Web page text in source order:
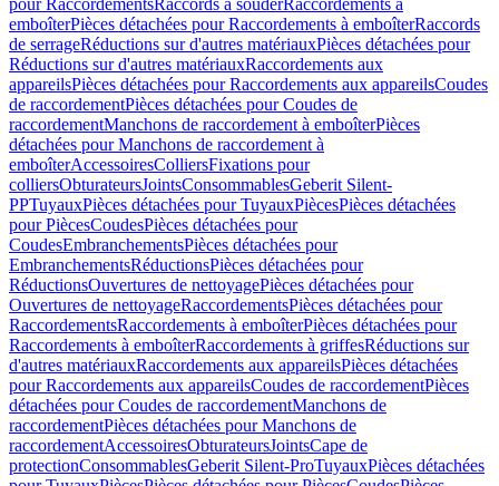
pour RaccordementsRaccords à souderRaccordements à
emboîterPièces détachées pour Raccordements à emboîterRaccords
de serrageRéductions sur d'autres matériauxPièces détachées pour
Réductions sur d'autres matériauxRaccordements aux
appareilsPièces détachées pour Raccordements aux appareilsCoudes
de raccordementPièces détachées pour Coudes de
raccordementManchons de raccordement à emboîterPièces
détachées pour Manchons de raccordement à
emboîterAccessoiresColliersFixations pour
colliersObturateursJointsConsommablesGeberit Silent-
PPTuyauxPièces détachées pour TuyauxPiècesPièces détachées
pour PiècesCoudesPièces détachées pour
CoudesEmbranchementsPièces détachées pour
EmbranchementsRéductionsPièces détachées pour
RéductionsOuvertures de nettoyagePièces détachées pour
Ouvertures de nettoyageRaccordementsPièces détachées pour
RaccordementsRaccordements à emboîterPièces détachées pour
Raccordements à emboîterRaccordements à griffesRéductions sur
d'autres matériauxRaccordements aux appareilsPièces détachées
pour Raccordements aux appareilsCoudes de raccordementPièces
détachées pour Coudes de raccordementManchons de
raccordementPièces détachées pour Manchons de
raccordementAccessoiresObturateursJointsCape de
protectionConsommablesGeberit Silent-ProTuyauxPièces détachées